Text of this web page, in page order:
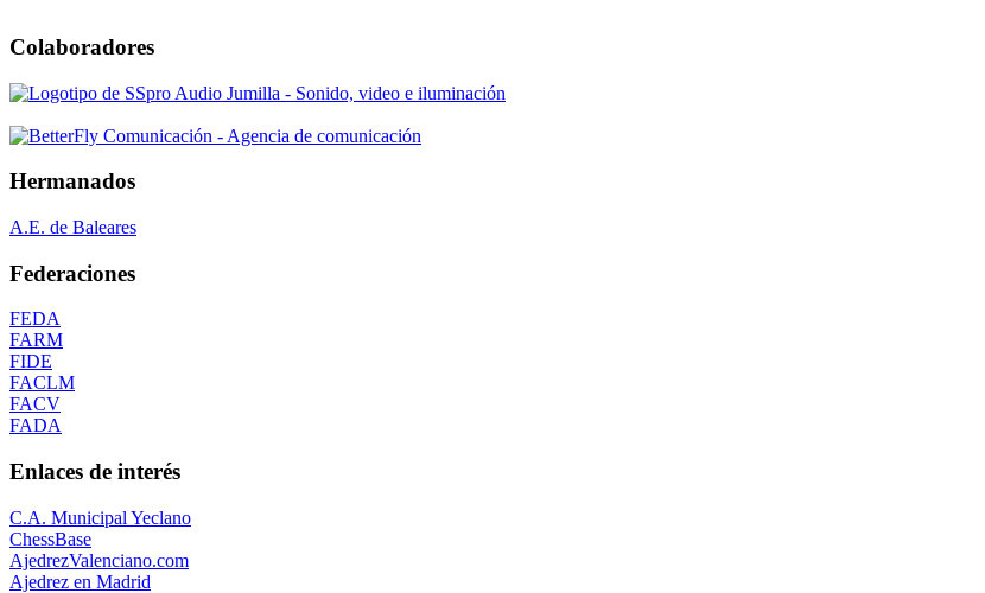
Colaboradores
Hermanados
A.E. de Baleares
Federaciones
FEDA
FARM
FIDE
FACLM
FACV
FADA
Enlaces de interés
C.A. Municipal Yeclano
ChessBase
AjedrezValenciano.com
Ajedrez en Madrid